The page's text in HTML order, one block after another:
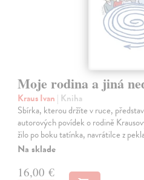
Moje rodina a jiná
Kraus Ivan | Kniha
Sbírka, kterou držíte v ruce,
autorových povídek o rodině
žilo po boku tatínka, navrátilce z
Na sklade
16,00 €